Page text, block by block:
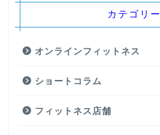
カテゴリー
オンラインフィットネス
ショートコラム
フィットネス店舗